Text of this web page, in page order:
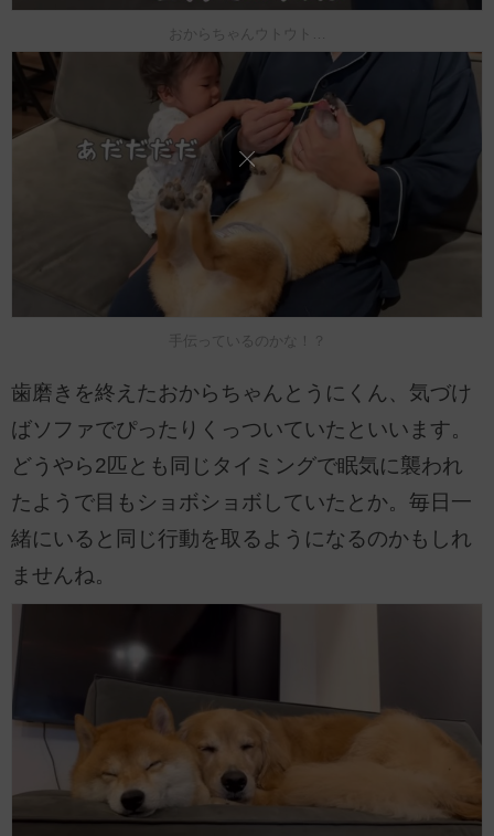
おからちゃんウトウト…
手伝っているのかな！？
歯磨きを終えたおからちゃんとうにくん、気づけ
ばソファでぴったりくっついていたといいます。
どうやら2匹とも同じタイミングで眠気に襲われ
たようで目もショボショボしていたとか。毎日一
緒にいると同じ行動を取るようになるのかもしれ
ませんね。